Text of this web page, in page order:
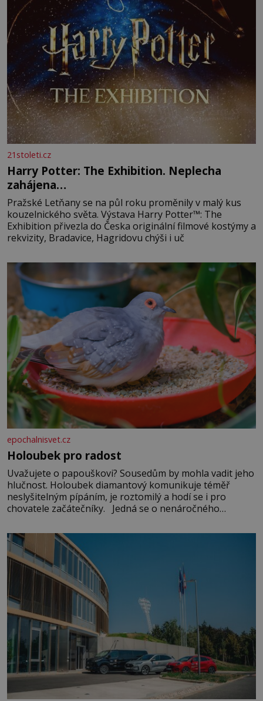
21stoleti.cz
Harry Potter: The Exhibition. Neplecha
zahájena…
Pražské Letňany se na půl roku proměnily v malý kus
kouzelnického světa. Výstava Harry Potter™: The
Exhibition přivezla do Česka originální filmové kostýmy a
rekvizity, Bradavice, Hagridovu chýši i uč
epochalnisvet.cz
Holoubek pro radost
Uvažujete o papouškovi? Sousedům by mohla vadit jeho
hlučnost. Holoubek diamantový komunikuje téměř
neslyšitelným pípáním, je roztomilý a hodí se i pro
chovatele začátečníky. Jedná se o nenáročného
času tráví na zemi, kde sbírá zbytky semínek Jeho
domovinou je prakticky celá Austrálie s výjimkou
pobřežní oblasti.